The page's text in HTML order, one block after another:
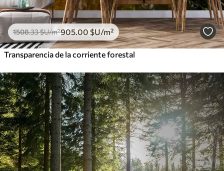
1508.33$U/m²905 .00 $U/m²
Transparencia de la corriente forestal